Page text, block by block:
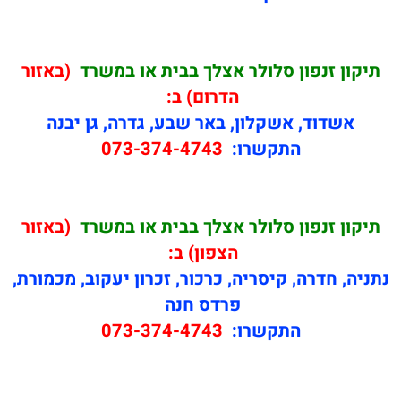
תיקון זנפון סלולר אצלך בבית או במשרד (באזור
הדרום) ב:
אשדוד, אשקלון, באר שבע, גדרה, גן יבנה
התקשרו: 073-374-4743
תיקון זנפון סלולר אצלך בבית או במשרד (באזור
הצפון) ב:
נתניה, חדרה, קיסריה, כרכור, זכרון יעקוב, מכמורת,
פרדס חנה
התקשרו: 073-374-4743